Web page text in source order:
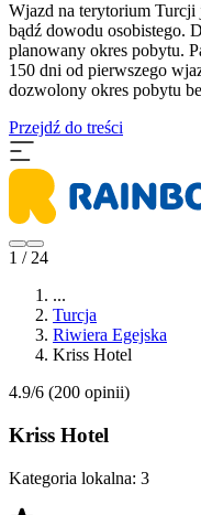
Wjazd na terytorium Turcji
bądź dowodu osobistego.
planowany okres pobytu.
150 dni od pierwszego
dozwolony okres pobytu
Przejdź do treści
1 / 24
...
Turcja
Riwiera Egejska
Kriss Hotel
4.9/6 (200 opinii)
Kriss Hotel
Kategoria lokalna: 3